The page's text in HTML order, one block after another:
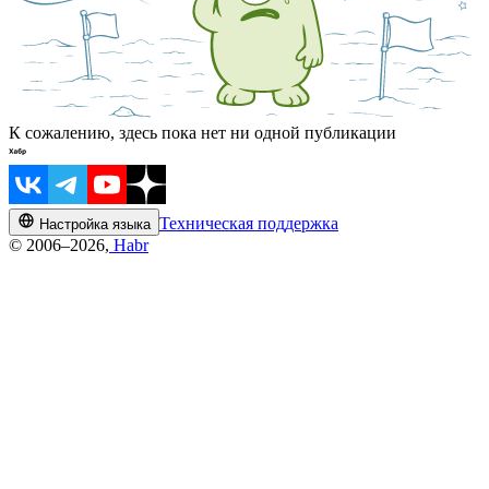
К сожалению, здесь пока нет ни одной публикации
Настройка языка Техническая поддержка
© 2006–2026, Habr